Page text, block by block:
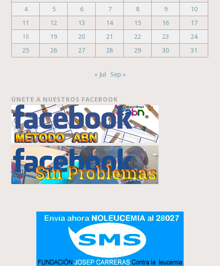
4
5 6 7 8 9
10
11
12 13 14 15 16
17
18
19 20 21 22 23
24
25
26 27 28 29 30 31
« Jul Sep »
ÚNETE A NUESTROS FACEBOOK